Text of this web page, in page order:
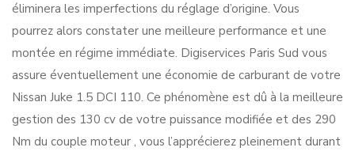
éliminera les imperfections du réglage d’origine. Vous
pourrez alors constater une meilleure performance et une
montée en régime immédiate. Digiservices Paris Sud vous
assure éventuellement une économie de carburant de votre
Nissan Juke 1.5 DCI 110. Ce phénomène est dû à la meilleure
gestion des 130 cv de votre puissance modifiée et des 290
Nm du couple moteur , vous l’apprécierez pleinement durant